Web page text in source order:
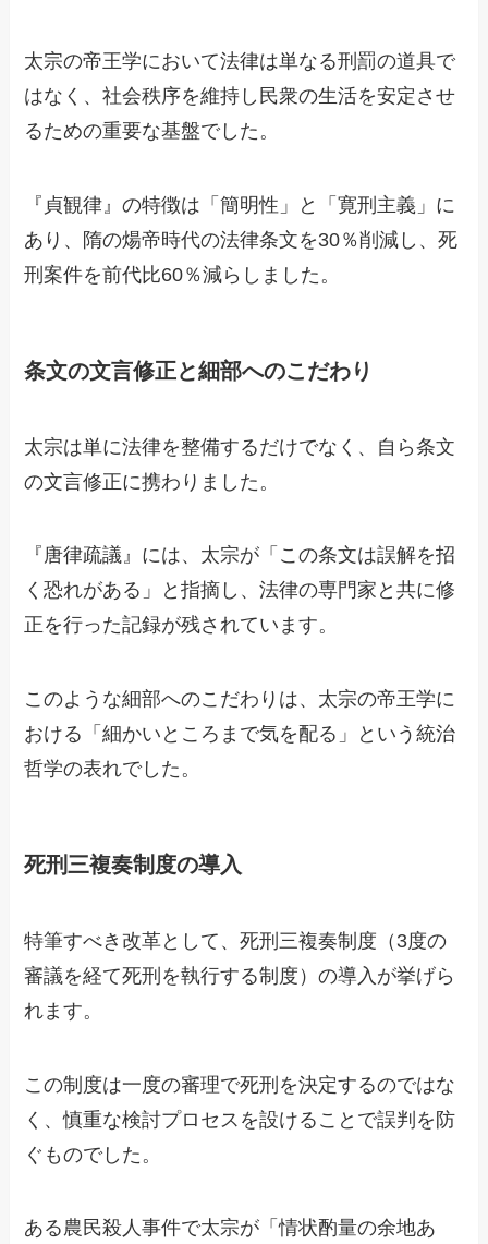
太宗の帝王学において法律は単なる刑罰の道具で
はなく、社会秩序を維持し民衆の生活を安定させ
るための重要な基盤でした。
『貞観律』の特徴は「簡明性」と「寛刑主義」に
あり、隋の煬帝時代の法律条文を30％削減し、死
刑案件を前代比60％減らしました。
条文の文言修正と細部へのこだわり
太宗は単に法律を整備するだけでなく、自ら条文
の文言修正に携わりました。
『唐律疏議』には、太宗が「この条文は誤解を招
く恐れがある」と指摘し、法律の専門家と共に修
正を行った記録が残されています。
このような細部へのこだわりは、太宗の帝王学に
おける「細かいところまで気を配る」という統治
哲学の表れでした。
死刑三複奏制度の導入
特筆すべき改革として、死刑三複奏制度（3度の
審議を経て死刑を執行する制度）の導入が挙げら
れます。
この制度は一度の審理で死刑を決定するのではな
く、慎重な検討プロセスを設けることで誤判を防
ぐものでした。
ある農民殺人事件で太宗が「情状酌量の余地あ